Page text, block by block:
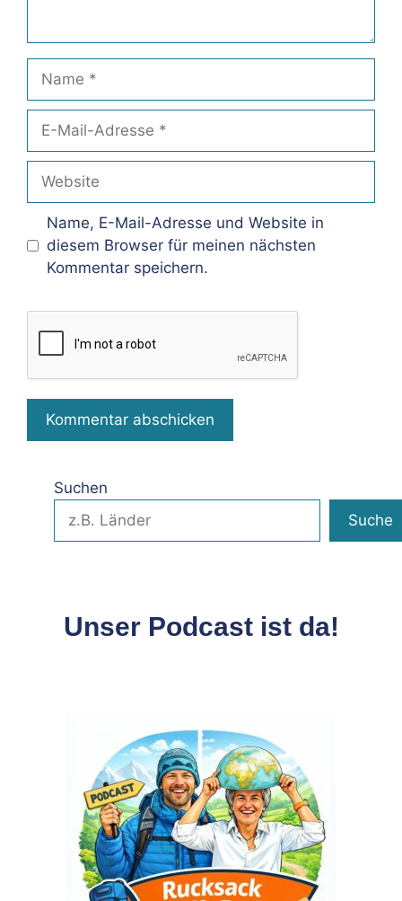
Mail-
Adresse
Name, E-Mail-Adresse und Website in
diesem Browser für meinen nächsten
Kommentar speichern.
Suchen
Suche
Unser Podcast ist da!